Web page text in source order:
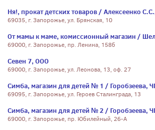
Ня!, прокат детских товаров / Алексеенко
69035, г. Запорожье, ул. Брянская, 10
От мамы к маме, комиссионный магазин /
69000, г. Запорожье, пр. Ленина, 158б
Севен 7, ООО
69000, г. Запорожье, ул. Леонова, 13, оф. 27
Симба, магазин для детей № 1 / Горобзеева,
69095, г. Запорожье, ул. Героев Сталинграда, 13
Симба, магазин для детей № 2 / Горобзеева,
69000, г. Запорожье, пр. Юбилейный, 26-А